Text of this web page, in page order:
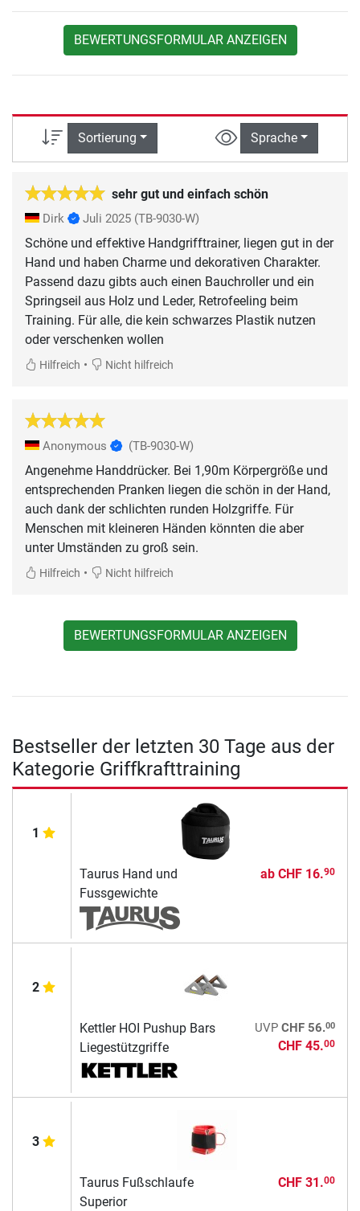
BEWERTUNGSFORMULAR ANZEIGEN
Sortierung Sprache
sehr gut und einfach schön
Dirk Juli 2025 (TB-9030-W)
Schöne und effektive Handgrifftrainer, liegen gut in der
Hand und haben Charme und dekorativen Charakter.
Passend dazu gibts auch einen Bauchroller und ein
Springseil aus Holz und Leder, Retrofeeling beim
Training. Für alle, die kein schwarzes Plastik nutzen
oder verschenken wollen
Hilfreich • Nicht hilfreich
Anonymous (TB-9030-W)
Angenehme Handdrücker. Bei 1,90m Körpergröße und
entsprechenden Pranken liegen die schön in der Hand,
auch dank der schlichten runden Holzgriffe. Für
Menschen mit kleineren Händen könnten die aber
unter Umständen zu groß sein.
Hilfreich • Nicht hilfreich
BEWERTUNGSFORMULAR ANZEIGEN
Bestseller der letzten 30 Tage aus der
Kategorie Griffkrafttraining
1
Taurus Hand und
Fussgewichte
ab CHF 16.90
2
Kettler HOI Pushup Bars
Liegestützgriffe
UVP CHF 56.00
CHF 45.00
3
Taurus Fußschlaufe
Superior
CHF 31.00